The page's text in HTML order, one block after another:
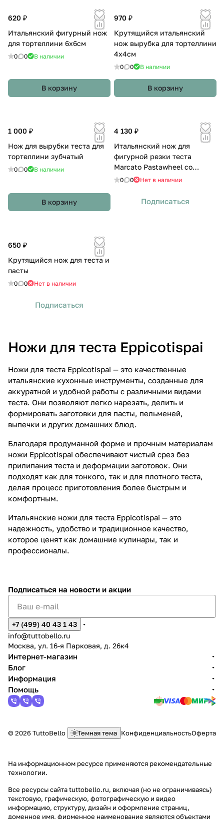
620 ₽
Итальянский фигурный нож
для тортеллини 6х6см
0 0 В наличии
В корзину
970 ₽
Крутящийся итальянский
нож вырубка для тортеллини
4х4см
0 0 В наличии
В корзину
1 000 ₽
Нож для вырубки теста для
тортеллини зубчатый
0 0 В наличии
В корзину
4 130 ₽
Итальянский нож для
фигурной резки теста
Marcato Pastawheel со
сменными режущими
0 0 Нет в наличии
Подписаться
650 ₽
Крутящийся нож для теста и
пасты
0 0 Нет в наличии
Подписаться
Ножи для теста Eppicotispai
Ножи для теста Eppicotispai — это качественные
итальянские кухонные инструменты, созданные для
аккуратной и удобной работы с различными видами
теста. Они позволяют легко нарезать, делить и
формировать заготовки для пасты, пельменей,
выпечки и других домашних блюд.
Благодаря продуманной форме и прочным материалам
ножи Eppicotispai обеспечивают чистый срез без
прилипания теста и деформации заготовок. Они
подходят как для тонкого, так и для плотного теста,
делая процесс приготовления более быстрым и
комфортным.
Итальянские ножи для теста Eppicotispai — это
надежность, удобство и традиционное качество,
которое ценят как домашние кулинары, так и
профессионалы.
Подписаться на новости и акции
+7 (499) 40 43 1 43
info@tuttobello.ru
Москва, ул. 16-я Парковая, д. 26к4
Интернет-магазин
Блог
Информация
Помощь
© 2026 TuttoBello Темная тема КонфиденциальностьОферта
На информационном ресурсе применяются рекомендательные
технологии.
Все ресурсы сайта tuttobello.ru, включая (но не ограничиваясь)
текстовую, графическую, фотографическую и видео
информацию, структуру, дизайн и оформление страниц,
доменное имя, фирменное наименование являются объектами